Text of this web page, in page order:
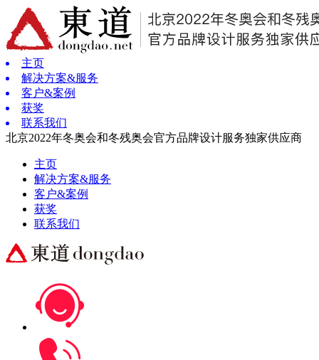
主页
解决方案&服务
客户&案例
获奖
联系我们
北京2022年冬奥会和冬残奥会官方品牌设计服务独家供应商
主页
解决方案&服务
客户&案例
获奖
联系我们